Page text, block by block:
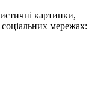
картинки,
мережах: